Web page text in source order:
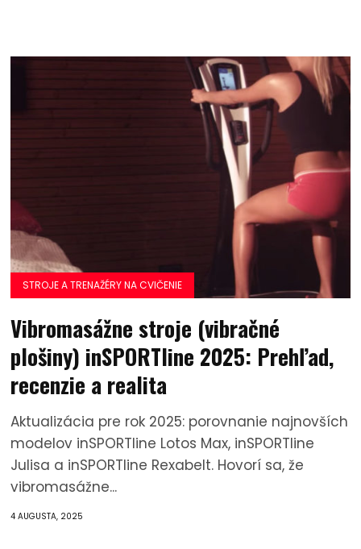
STROJE A TRENAŽÉRY NA CVIČENIE
Vibromasážne stroje (vibračné
plošiny) inSPORTline 2025: Prehľad,
recenzie a realita
Aktualizácia pre rok 2025: porovnanie najnovších
modelov inSPORTline Lotos Max, inSPORTline
Julisa a inSPORTline Rexabelt. Hovorí sa, že
vibromasážne...
4 AUGUSTA, 2025